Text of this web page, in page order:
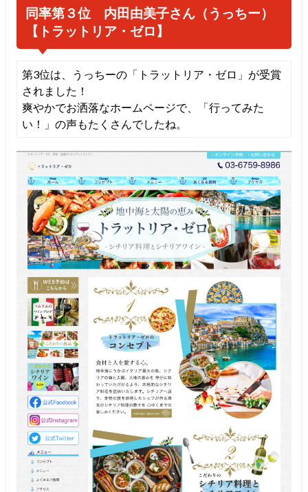
同率第３位 内田由美子さん（うっちー）
【トラットリア・ゼロ】
第3位は、うっちーの「トラットリア・ゼロ」が受賞
されました！
爽やかでお洒落なホームページで、「行ってみた
い！」の声もたくさんでしたね。